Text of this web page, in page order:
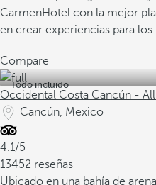
CarmenHotel con la mejor
en crear experiencias para los
Compare
Todo incluido
Occidental Costa Cancún -
Cancún, Mexico
4.1/5
13452 reseñas
Ubicado en una bahía de